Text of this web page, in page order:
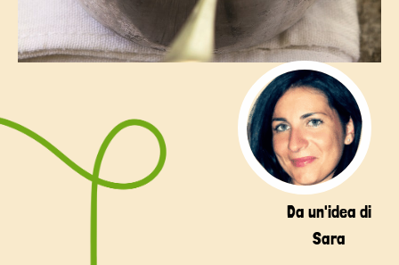
Da un'idea di
Sara